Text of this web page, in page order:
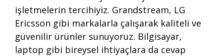
işletmelerin tercihiyiz. Grandstream, LG
Ericsson gibi markalarla çalışarak kaliteli ve
güvenilir ürünler sunuyoruz. Bilgisayar,
laptop gibi bireysel ihtiyaçlara da cevap